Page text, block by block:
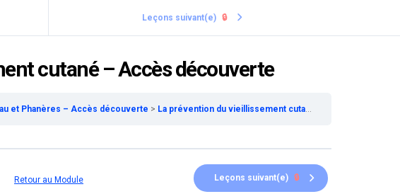
Leçons suivant(e) 🔒
cutané – Accès découverte
et Phanères – Accès découverte La prévention du vieillissement cutané – Accès découverte
Retour au Module Leçons suivant(e) 🔒